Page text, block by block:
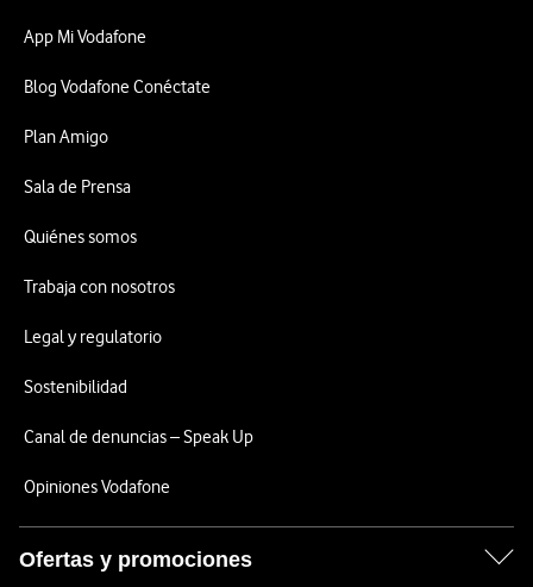
App Mi Vodafone
Blog Vodafone Conéctate
Plan Amigo
Sala de Prensa
Quiénes somos
Trabaja con nosotros
Legal y regulatorio
Sostenibilidad
Canal de denuncias – Speak Up
Opiniones Vodafone
Ofertas y promociones